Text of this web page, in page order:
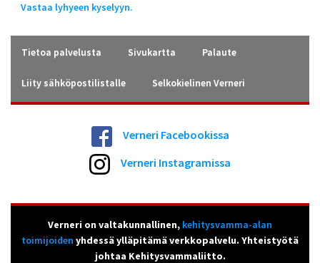
Vastaa lyhyeen kyselyyn.
Tietoa palvelusta Sivukartta Palaute
Liity sähköpostilistalle Selkokielinen Verneri
Verneri Facebookissa
Verneri Instagramissa
Verneri on valtakunnallinen, kehitysvamma-alan
toimijoiden yhdessä ylläpitämä verkkopalvelu. Yhteistyötä
johtaa Kehitysvammaliitto.